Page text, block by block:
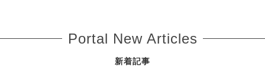
Portal New Articles
新着記事